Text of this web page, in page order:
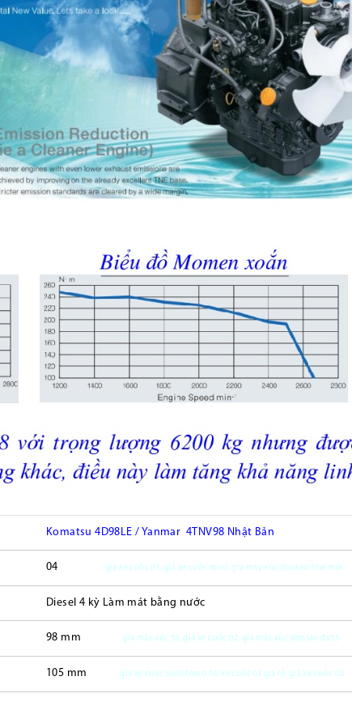
Komatsu 4D98LE / Yanmar 4TNV98 Nhật Bản
04 giá xe cuốc 03, giá xe cuốc mini, giá máy xúc doosan 55w mới
Diesel 4 kỳ Làm mát bằng nước
98 mm giá máy xúc 55, giá xe cuốc 02, giá máy xúc doosan dx55
105 mmgia xe cuoc sumitomo 03, xe cuốc 03 giá rẻ, giá xe cuốc cũ